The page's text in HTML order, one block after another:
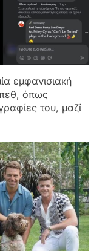
εμφανισιακή
όπως
του, μαζί